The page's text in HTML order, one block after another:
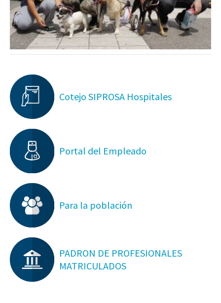
Cotejo SIPROSA Hospitales
Portal del Empleado
Para la población
PADRON DE PROFESIONALES
MATRICULADOS